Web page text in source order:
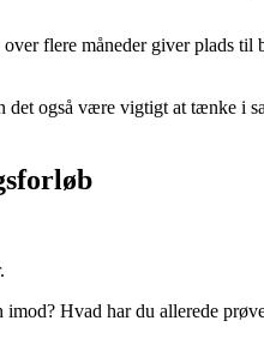
flere måneder giver plads
det også være vigtigt at tænke i
Hvad har du allerede